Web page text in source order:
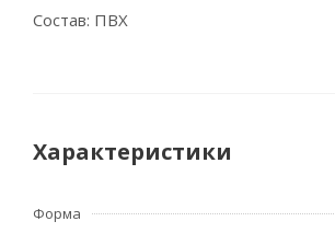
Состав: ПВХ
Характеристики
Форма